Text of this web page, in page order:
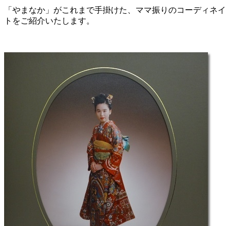
「やまなか」がこれまで手掛けた、ママ振りのコーディネイ
トをご紹介いたします。